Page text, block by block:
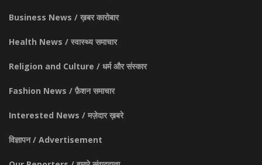
Business News / ख़बर कारोबार
Health News / स्वास्थ्य समाचार
Religion and Culture / धर्म और संस्कार
Fashion News / फ़ैशन समाचार
Interested News / मज़ेदार ख़बरे
विज्ञापन / Advertisement